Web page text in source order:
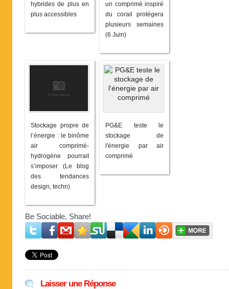
hybrides de plus en
plus accessibles
un comprimé inspiré
du corail protégera
plusieurs semaines
(6 Juin)
Stockage propre de
l’énergie : le binôme
air comprimé-
hydrogène pourrait
s’imposer (Le blog
des tendances
design, techn)
PG&E teste le
stockage de
l'énergie par air
comprimé
Be Sociable, Share!
Laisser une Réponse